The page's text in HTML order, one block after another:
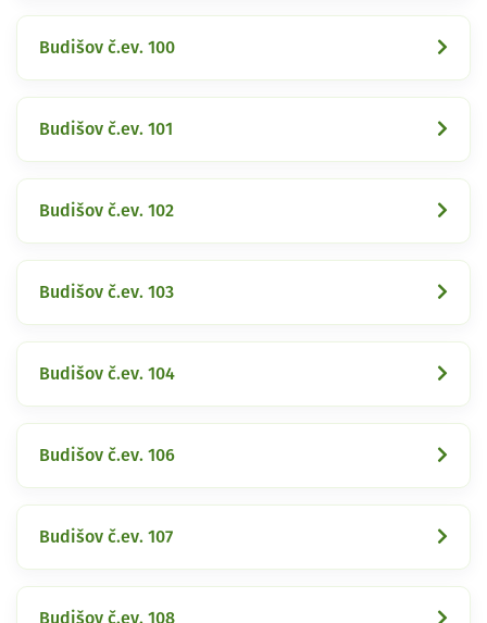
Budišov č.ev. 100
Budišov č.ev. 101
Budišov č.ev. 102
Budišov č.ev. 103
Budišov č.ev. 104
Budišov č.ev. 106
Budišov č.ev. 107
Budišov č.ev. 108